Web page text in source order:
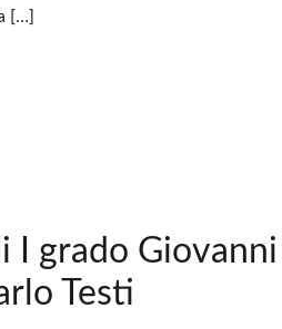
[…]
I grado
Testi